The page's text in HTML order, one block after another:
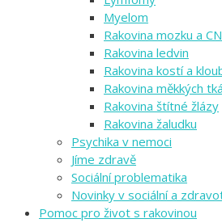
Myelom
Rakovina mozku a
Rakovina ledvin
Rakovina kostí a
Rakovina měkkých
Rakovina štítné žlázy
Rakovina žaludku
Psychika v nemoci
Jíme zdravě
Sociální problematika
Novinky v sociální a
Pomoc pro život s rakovinou